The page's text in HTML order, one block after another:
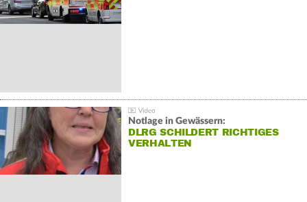
Notlage in Gewässern:
DLRG SCHILDERT RICHTIGES
VERHALTEN